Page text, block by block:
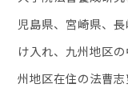
児島県、宮崎県、
け入れ、九州地区
州地区在住の法曹